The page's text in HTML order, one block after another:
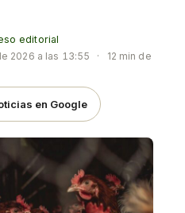
editorial
2026 a las 13:55 ·
12 min de
en Google